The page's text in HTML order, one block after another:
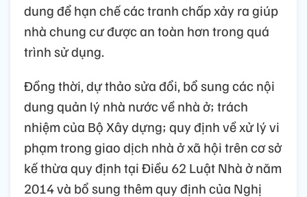
dung để hạn chế các tranh chấp xảy ra giúp
nhà chung cư được an toàn hơn trong quá
trình sử dụng.
Đồng thời, dự thảo sửa đổi, bổ sung các nội
dung quản lý nhà nước về nhà ở; trách
nhiệm của Bộ Xây dựng; quy định về xử lý vi
phạm trong giao dịch nhà ở xã hội trên cơ sở
kế thừa quy định tại Điều 62 Luật Nhà ở năm
2014 và bổ sung thêm quy định của Nghị